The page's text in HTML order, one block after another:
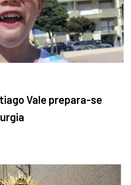
Vale prepara-se